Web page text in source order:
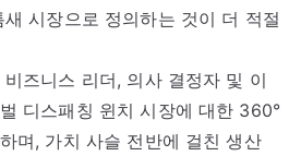
시장으로 정의하는 것이 더 적절
즈니스 리더, 의사 결정자 및 이
디스패칭 윈치 시장에 대한 360°
며, 가치 사슬 전반에 걸친 생산